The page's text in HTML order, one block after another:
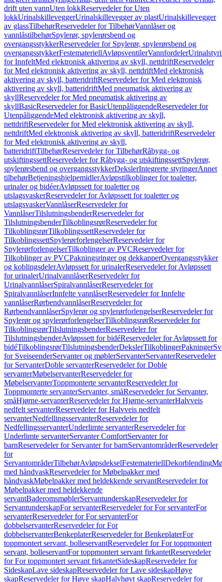
drift uten vannUten lokkReservedeler for Uten
lokkUrinalskilleveggerUrinalskillevegger av plastUrinalskillevegger
av glassTilbehørReservedeler for TilbehørVannlåser og
vannlåstilbehørSpylerør, spylerørsbend og
overgangsstykkerReservedeler for Spylerør, spylerørsbend og
overgangsstykkerFestemateriellAvløpsventilerVannfordeler
for InnfeltMed elektronisk aktivering av skyll, nettdriftReservedeler
for Med elektronisk aktivering av skyll, nettdriftMed elektronisk
aktivering av skyll, batteridriftReservedeler for Med elektronisk
aktivering av skyll, batteridriftMed pneumatisk aktivering av
skyllReservedeler for Med pneumatisk aktivering av
skyllBasicReservedeler for BasicUtenpåliggendeReservedeler for
UtenpåliggendeMed elektronisk aktivering av skyll,
nettdriftReservedeler for Med elektronisk aktivering av skyll,
nettdriftMed elektronisk aktivering av skyll, batteridriftReservedeler
for Med elektronisk aktivering av skyll,
batteridriftTilbehørReservedeler for TilbehørRåbygg- og
utskiftingssettReservedeler for Råbygg- og utskiftingssettSpylerør,
spylerørsbend og overgangsstykkerDekslerIntegrerte styringerAnnet
tilbehørBetjeningshjelpemidlerAvløpstilkoblinger for toaletter,
urinaler og bidéerAvløpssett for toaletter og
utslagsvaskerReservedeler for Avløpssett for toaletter og
utslagsvaskerVannlåserReservedeler for
VannlåserTilslutningsbenderReservedeler for
TilslutningsbenderTilkoblingsrørReservedeler for
TilkoblingsrørTilkoblingssettReservedeler for
TilkoblingssettSpylerørforlengelserReservedeler for
SpylerørforlengelserTilkoblinger av PVCReservedeler for
Tilkoblinger av PVCPakningsringer og dekkapperOvergangsstykker
og koblingsdelerAvløpssett for urinalerReservedeler for Avløpssett
for urinalerUrinalvannlåserReservedeler for
UrinalvannlåserSpiralvannlåserReservedeler for
SpiralvannlåserInnfelte vannlåserReservedeler for Innfelte
vannlåserRørbendvannlåserReservedeler for
RørbendvannlåserSpylerør og spylerørforlengelserReservedeler for
Spylerør og spylerørforlengelserTilkoblingsrørReservedeler for
TilkoblingsrørTilslutningsbenderReservedeler for
TilslutningsbenderAvløpssett for bidéReservedeler for Avløpssett for
bidéTilkoblingsrørTilslutningsbenderDekslerTilkoblingerPakninger
for SveiseenderServanter og møblerServanterServanterReservedeler
for ServanterDoble servanterReservedeler for Doble
servanterMøbelservanterReservedeler for
MøbelservanterToppmonterte servanterReservedeler for
Toppmonterte servanterServanter, småReservedeler for Servanter,
småHjørne-servanterReservedeler for Hjørne-servanterHalvveis
nedfelt servanterReservedeler for Halvveis nedfelt
servanterNedfellingsservanterReservedeler for
NedfellingsservanterUnderlimte servanterReservedeler for
Underlimte servanterServanter ComfortServanter for
barnReservedeler for Servanter for barnServantområderReservedeler
for
ServantområderTilbehørAvløpsdekselFestemateriellDekorblending
med håndvaskReservedeler for Møbelpakker med
håndvaskMøbelpakker med heldekkende servantReservedeler for
Møbelpakker med heldekkende
servantBaderomsmøblerServantunderskapReservedeler for
ServantunderskapFor servanterReservedeler for For servanterFor
servanterReservedeler for For servanterFor
dobbelservanterReservedeler for For
dobbelservanterBenkeplaterReservedeler for BenkeplaterFor
toppmontert servant, bolleservantReservedeler for For toppmontert
servant, bolleservantFor toppmontert servant firkantetReservedeler
for For toppmontert servant firkantetSideskapReservedeler for
SideskapLave sideskapReservedeler for Lave sideskapHøye
skapReservedeler for Høye skapHalvhøyt skapReservedeler for